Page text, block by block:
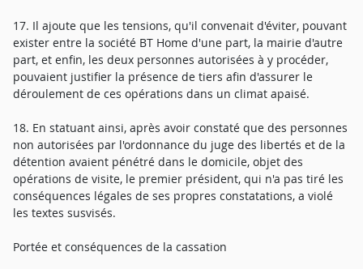
17. Il ajoute que les tensions, qu'il convenait d'éviter, pouvant
exister entre la société BT Home d'une part, la mairie d'autre
part, et enfin, les deux personnes autorisées à y procéder,
pouvaient justifier la présence de tiers afin d'assurer le
déroulement de ces opérations dans un climat apaisé.
18. En statuant ainsi, après avoir constaté que des personnes
non autorisées par l'ordonnance du juge des libertés et de la
détention avaient pénétré dans le domicile, objet des
opérations de visite, le premier président, qui n'a pas tiré les
conséquences légales de ses propres constatations, a violé
les textes susvisés.
Portée et conséquences de la cassation